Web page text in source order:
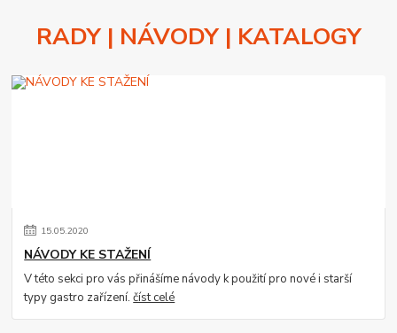
RADY | NÁVODY | KATALOGY
15.05.2020
NÁVODY KE STAŽENÍ
V této sekci pro vás přinášíme návody k použití pro nové i starší
typy gastro zařízení.číst celé